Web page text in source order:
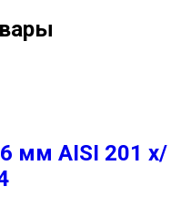
мм AISI 201 х/